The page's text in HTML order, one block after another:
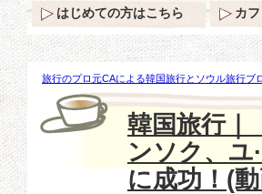
旅行のプロ元CAによる韓国旅行とソウル旅行ブ
【チャン·グンソク、ユ·ヘジン、チャ·スンウォ
韓国旅行｜
ンソク、ユ
に成功！(
はじめての方はこちら カ